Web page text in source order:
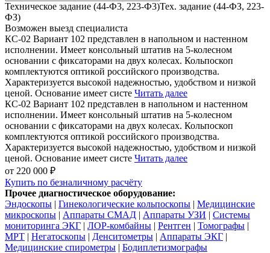
Техническое задание (44-Ф3, 223-Ф3)Тех. задание (44-ФЗ, 223-
ФЗ)
Возможен выезд специалиста
КС-02 Вариант 102 представлен в напольном и настенном
исполнении. Имеет консольный штатив на 5-колесном
основании с фиксаторами на двух колесах. Кольпоскоп
комплектуются оптикой российского производства.
Характеризуется высокой надежностью, удобством и низкой
ценой. Основание имеет систе Читать далее
КС-02 Вариант 102 представлен в напольном и настенном
исполнении. Имеет консольный штатив на 5-колесном
основании с фиксаторами на двух колесах. Кольпоскоп
комплектуются оптикой российского производства.
Характеризуется высокой надежностью, удобством и низкой
ценой. Основание имеет систе Читать далее
от 220 000 ₽
Купить по безналичному расчёту
Прочее диагностическое оборудование:
Эндоскопы | Гинекологические кольпоскопы | Медицинские
микроскопы | Аппараты СМАД | Аппараты УЗИ | Системы
мониторинга ЭКГ | ЛОР-комбайны | Рентген | Томографы |
МРТ | Негатоскопы | Денситометры | Аппараты ЭКГ |
Медицинские спирометры | Бодиплетизмографы